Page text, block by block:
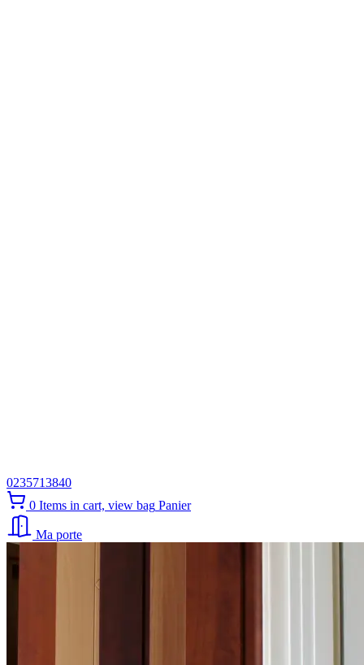
0235713840
0 Items in cart, view bag Panier
Ma porte